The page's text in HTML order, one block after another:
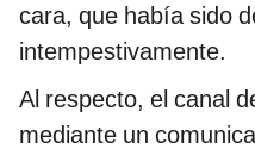
cara, que había sido
intempestivamente.
Al respecto, el canal
mediante un